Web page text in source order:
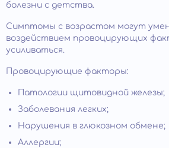
болезни с детства.
Симптомы с возрастом могут
воздействием провоцирующих
усиливаться.
Провоцирующие факторы:
Патологии щитовидной железы;
Заболевания легких;
Нарушения в глюкозном обмене;
Аллергии;